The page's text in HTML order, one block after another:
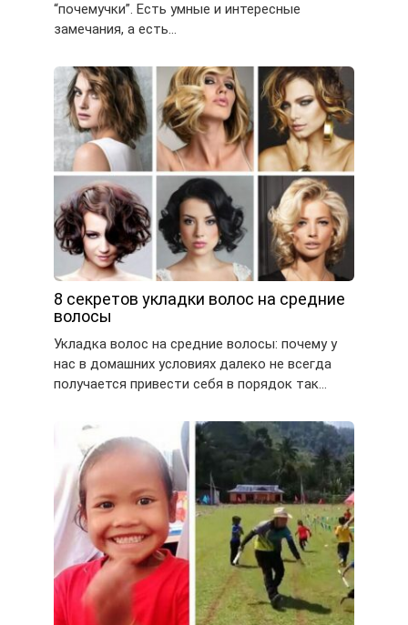
“почемучки”. Есть умные и интересные
замечания, а есть…
8 секретов укладки волос на средние
волосы
Укладка волос на средние волосы: почему у
нас в домашних условиях далеко не всегда
получается привести себя в порядок так…